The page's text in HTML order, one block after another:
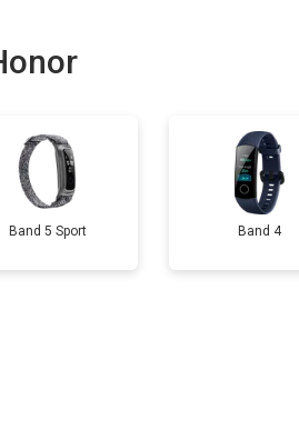
от 70 мин
Band 5 Sport Band 4